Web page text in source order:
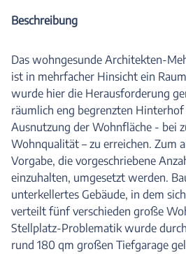
Beschreibung
Das wohngesunde Architekten-
ist in mehrfacher Hinsicht ein
wurde hier die Herausforderung
räumlich eng begrenzten
Ausnutzung der Wohnfläche - bei
Wohnqualität – zu erreichen. Zum
Vorgabe, die vorgeschriebene
einzuhalten, umgesetzt werden.
unterkellertes Gebäude, in dem
verteilt fünf verschieden große
Stellplatz-Problematik wurde
rund 180 qm großen Tiefgarage